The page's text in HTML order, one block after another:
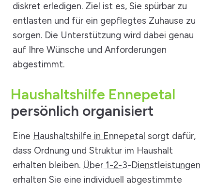
diskret erledigen. Ziel ist es, Sie spürbar zu
entlasten und für ein gepflegtes Zuhause zu
sorgen. Die Unterstützung wird dabei genau
auf Ihre Wünsche und Anforderungen
abgestimmt.
Haushaltshilfe Ennepetal
persönlich organisiert
Eine Haushaltshilfe in Ennepetal sorgt dafür,
dass Ordnung und Struktur im Haushalt
erhalten bleiben. Über 1-2-3-Dienstleistungen
erhalten Sie eine individuell abgestimmte